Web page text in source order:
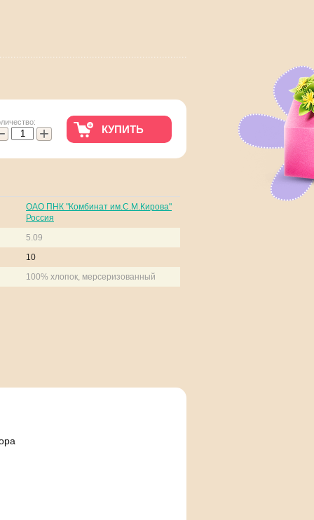
+ КУПИТЬ
ОАО ПНК "Комбинат им.С.М.Кирова"
Россия
5.09
10
100% хлопок, мерсеризованный